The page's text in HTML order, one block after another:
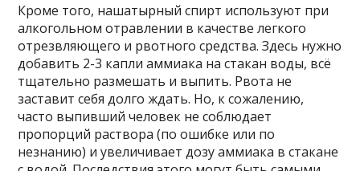
Кроме того, нашатырный спирт используют при
алкогольном отравлении в качестве легкого
отрезвляющего и рвотного средства. Здесь нужно
добавить 2-3 капли аммиака на стакан воды, всё
тщательно размешать и выпить. Рвота не
заставит себя долго ждать. Но, к сожалению,
часто выпивший человек не соблюдает
пропорций раствора (по ошибке или по
незнанию) и увеличивает дозу аммиака в стакане